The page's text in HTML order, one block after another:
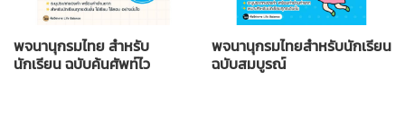
พจนานุกรมไทย สำหรับ
นักเรียน ฉบับค้นศัพท์ไว
พจนานุกรมไทยสำหรับนักเรียน
ฉบับสมบูรณ์